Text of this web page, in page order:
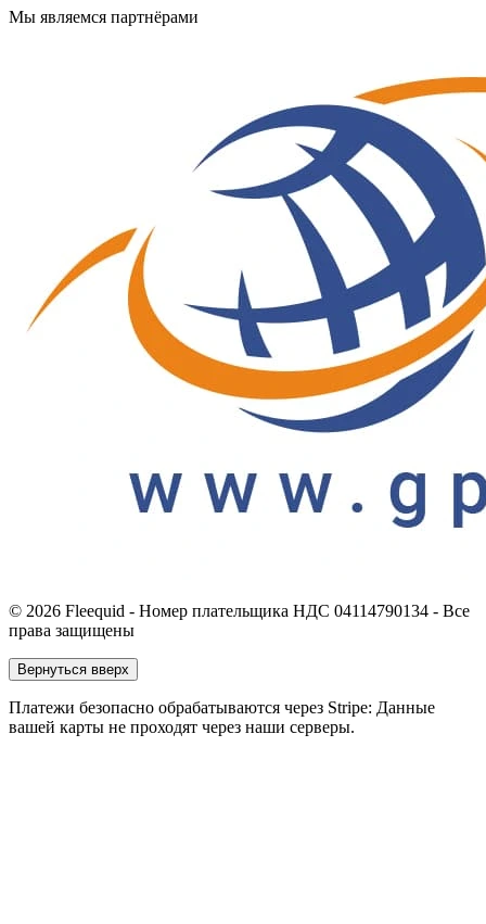
Мы являемся партнёрами
© 2026 Fleequid - Номер плательщика НДС 04114790134 - Все
права защищены
Вернуться вверх
Платежи безопасно обрабатываются через Stripe: Данные
вашей карты не проходят через наши серверы.